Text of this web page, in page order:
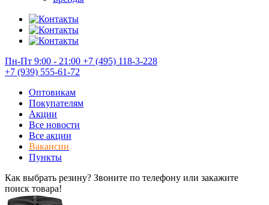
Пн-Пт 9:00 - 21:00 +7 (495) 118-3-228
+7 (939) 555-61-72
Оптовикам
Покупателям
Акции
Все новости
Все акции
Вакансии
Пункты
Как выбрать резину? Звоните по телефону или закажите
поиск товара!